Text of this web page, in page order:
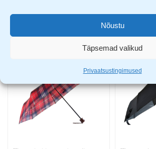
Nõustu
Täpsemad valikud
Privaatsustingimused
12,99€ 12,99€